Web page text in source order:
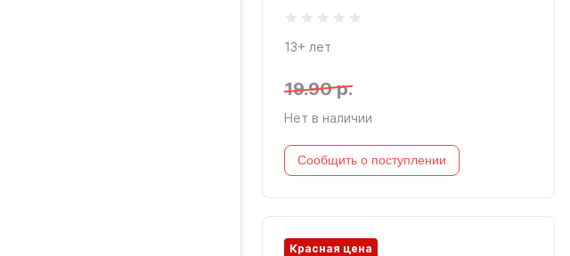
13+ лет
19.90 р.
Нет в наличии
Сообщить о поступлении
Красная цена